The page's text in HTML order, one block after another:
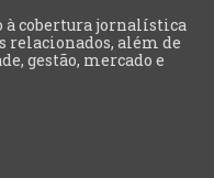
à cobertura jornalística
relacionados, além de
gestão, mercado e